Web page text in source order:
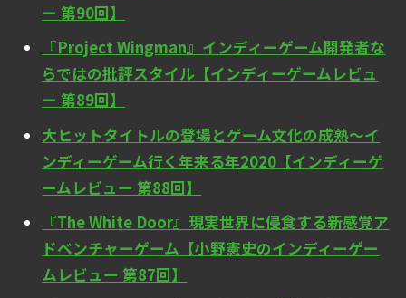
ー 第90回】
『Project Wingman』インディーゲーム開発者な
らではの批評スタイル【インディーゲームレビュ
ー 第89回】
大ヒットタイトルの登場とゲーム文化の成熟～イ
ンディーゲーム行く年来る年2020【インディーゲ
ームレビュー 第88回】
『The White Door』現実世界に侵食する新感覚ア
ドベンチャーゲーム【小野憲史のインディーゲー
ムレビュー 第87回】